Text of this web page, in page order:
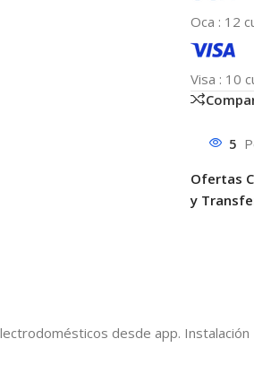
Oca : 12
Visa : 10
5
Ofertas
y
desde app. Instalación